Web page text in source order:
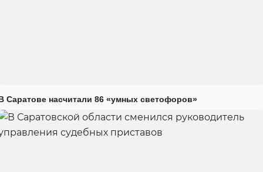
Саратове насчитали 86 «умных светофоров»